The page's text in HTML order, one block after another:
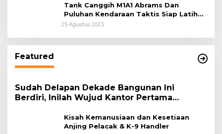
Tank Canggih M1A1 Abrams Dan
Puluhan Kendaraan Taktis Siap Latihan
Super Garuda Shield
25 Agustus 2023
Featured
Sudah Delapan Dekade Bangunan Ini
Berdiri, Inilah Wujud Kantor Pertama
Kisah Kemanusiaan dan Kesetiaan
Anjing Pelacak & K-9 Handler